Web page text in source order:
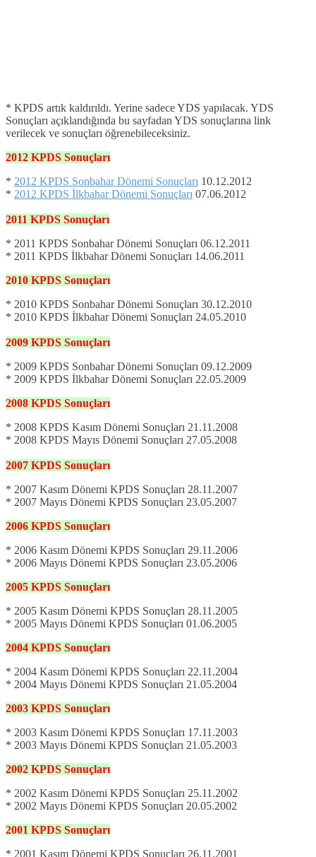
* KPDS artık kaldırıldı. Yerine sadece YDS yapılacak. YDS
Sonuçları açıklandığında bu sayfadan YDS sonuçlarına link
verilecek ve sonuçları öğrenebileceksiniz.
2012 KPDS Sonuçları
* 2012 KPDS Sonbahar Dönemi Sonuçları 10.12.2012
* 2012 KPDS İlkbahar Dönemi Sonuçları 07.06.2012
2011 KPDS Sonuçları
* 2011 KPDS Sonbahar Dönemi Sonuçları 06.12.2011
* 2011 KPDS İlkbahar Dönemi Sonuçları 14.06.2011
2010 KPDS Sonuçları
* 2010 KPDS Sonbahar Dönemi Sonuçları 30.12.2010
* 2010 KPDS İlkbahar Dönemi Sonuçları 24.05.2010
2009 KPDS Sonuçları
* 2009 KPDS Sonbahar Dönemi Sonuçları 09.12.2009
* 2009 KPDS İlkbahar Dönemi Sonuçları 22.05.2009
2008 KPDS Sonuçları
* 2008 KPDS Kasım Dönemi Sonuçları 21.11.2008
* 2008 KPDS Mayıs Dönemi Sonuçları 27.05.2008
2007 KPDS Sonuçları
* 2007 Kasım Dönemi KPDS Sonuçları 28.11.2007
* 2007 Mayıs Dönemi KPDS Sonuçları 23.05.2007
2006 KPDS Sonuçları
* 2006 Kasım Dönemi KPDS Sonuçları 29.11.2006
* 2006 Mayıs Dönemi KPDS Sonuçları 23.05.2006
2005 KPDS Sonuçları
* 2005 Kasım Dönemi KPDS Sonuçları 28.11.2005
* 2005 Mayıs Dönemi KPDS Sonuçları 01.06.2005
2004 KPDS Sonuçları
* 2004 Kasım Dönemi KPDS Sonuçları 22.11.2004
* 2004 Mayıs Dönemi KPDS Sonuçları 21.05.2004
2003 KPDS Sonuçları
* 2003 Kasım Dönemi KPDS Sonuçları 17.11.2003
* 2003 Mayıs Dönemi KPDS Sonuçları 21.05.2003
2002 KPDS Sonuçları
* 2002 Kasım Dönemi KPDS Sonuçları 25.11.2002
* 2002 Mayıs Dönemi KPDS Sonuçları 20.05.2002
2001 KPDS Sonuçları
* 2001 Kasım Dönemi KPDS Sonuçları 26.11.2001